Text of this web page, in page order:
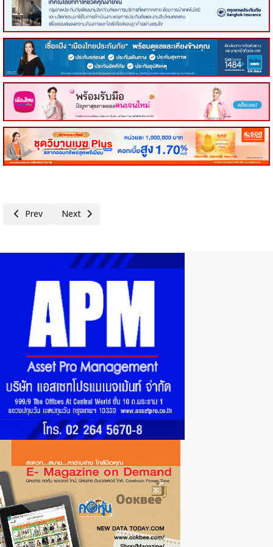
Previous article: เปิดปฐมนิเทศ'บทจ.รุ่น 3'ยกระดับผู้นำธุรกิจ สู่ความร่วมมือส
Prev Next article: ทางการจีนออกแนวทางปฏิบัติสำหรับการพัฒนา
Next